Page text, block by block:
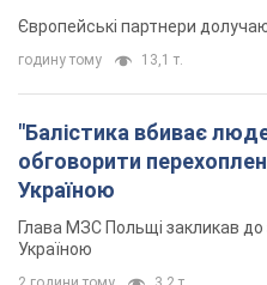
Європейські партнери
годину тому 13,1 т.
"Балістика вбиває
обговорити
Україною
Глава МЗС Польщі закликав
Україною